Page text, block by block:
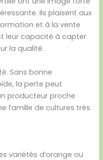
Ils plaisent aux
et à la vente
leur capacité à capter
la qualité.
Sans bonne
la perte peut
producteur proche
famille de cultures très
variétés d’orange ou